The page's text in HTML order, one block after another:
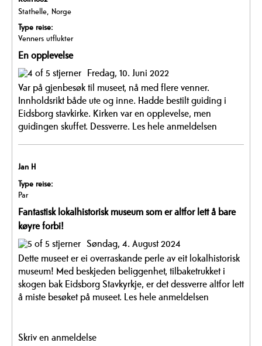
Stathelle, Norge
Type reise:
Venners utflukter
En opplevelse
Fredag, 10. Juni 2022
Var på gjenbesøk til museet, nå med flere venner.
Innholdsrikt både ute og inne. Hadde bestilt guiding i
Eidsborg stavkirke. Kirken var en opplevelse, men
guidingen skuffet. Dessverre. Les hele anmeldelsen
Jan H
Type reise:
Par
Fantastisk lokalhistorisk museum som er altfor lett å bare
køyre forbi!
Søndag, 4. August 2024
Dette museet er ei overraskande perle av eit lokalhistorisk
museum! Med beskjeden beliggenhet, tilbaketrukket i
skogen bak Eidsborg Stavkyrkje, er det dessverre altfor lett
å miste besøket på museet. Les hele anmeldelsen
Skriv en anmeldelse